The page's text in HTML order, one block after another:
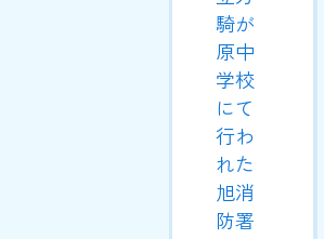
騎が
原中
学校
にて
行わ
れた
旭消
防署